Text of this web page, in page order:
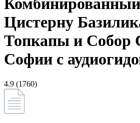
Цистерну
Топкапы и Собор
Софии с
4.9 (1760)